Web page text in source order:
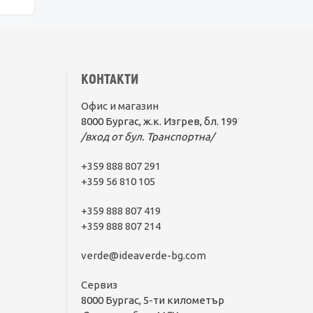
КОНТАКТИ
Офис и магазин
8000 Бургас, ж.к. Изгрев, бл. 199
/вход от бул. Транспортна/
+359 888 807 291
+359 56 810 105
+359 888 807 419
+359 888 807 214
verde@ideaverde-bg.com
Сервиз
8000 Бургас, 5-ти километър